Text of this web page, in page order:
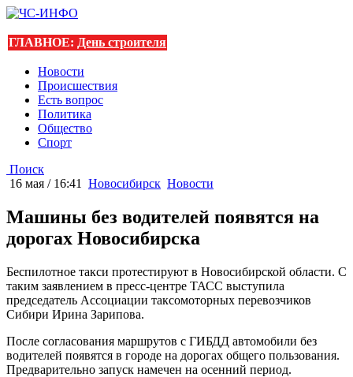
ГЛАВНОЕ: День строителя
Новости
Происшествия
Есть вопрос
Политика
Общество
Спорт
Поиск
16 мая / 16:41
Новосибирск Новости
Машины без водителей появятся на
дорогах Новосибирска
Беспилотное такси протестируют в Новосибирской области. С
таким заявлением в пресс-центре ТАСС выступила
председатель Ассоциации таксомоторных перевозчиков
Сибири Ирина Зарипова.
После согласования маршрутов с ГИБДД автомобили без
водителей появятся в городе на дорогах общего пользования.
Предварительно запуск намечен на осенний период.